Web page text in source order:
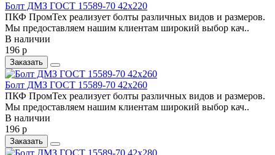
Болт ДМЗ ГОСТ 15589-70 42х220
ПКФ ПромТех реализует болты различных видов и размеров.
Мы предоставляем нашим клиентам широкий выбор кач..
В наличии
196 р
Заказать
Болт ДМЗ ГОСТ 15589-70 42х260
ПКФ ПромТех реализует болты различных видов и размеров.
Мы предоставляем нашим клиентам широкий выбор кач..
В наличии
196 р
Заказать